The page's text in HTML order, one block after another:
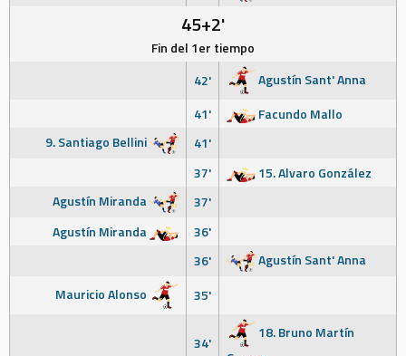
45+2'
Fin del 1er tiempo
42'
Agustín Sant' Anna
41'
Facundo Mallo
9. Santiago Bellini
41'
37'
15. Alvaro González
Agustín Miranda
37'
Agustín Miranda
36'
36'
Agustín Sant' Anna
Mauricio Alonso
35'
34'
18. Bruno Martín